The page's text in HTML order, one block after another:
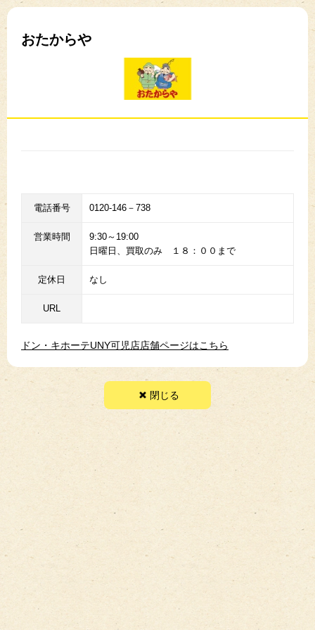
おたからや
電話番号 0120-146－738
営業時間
9:30～19:00
日曜日、買取のみ １８：００まで
定休日 なし
URL
ドン・キホーテUNY可児店店舗ページはこちら
閉じる